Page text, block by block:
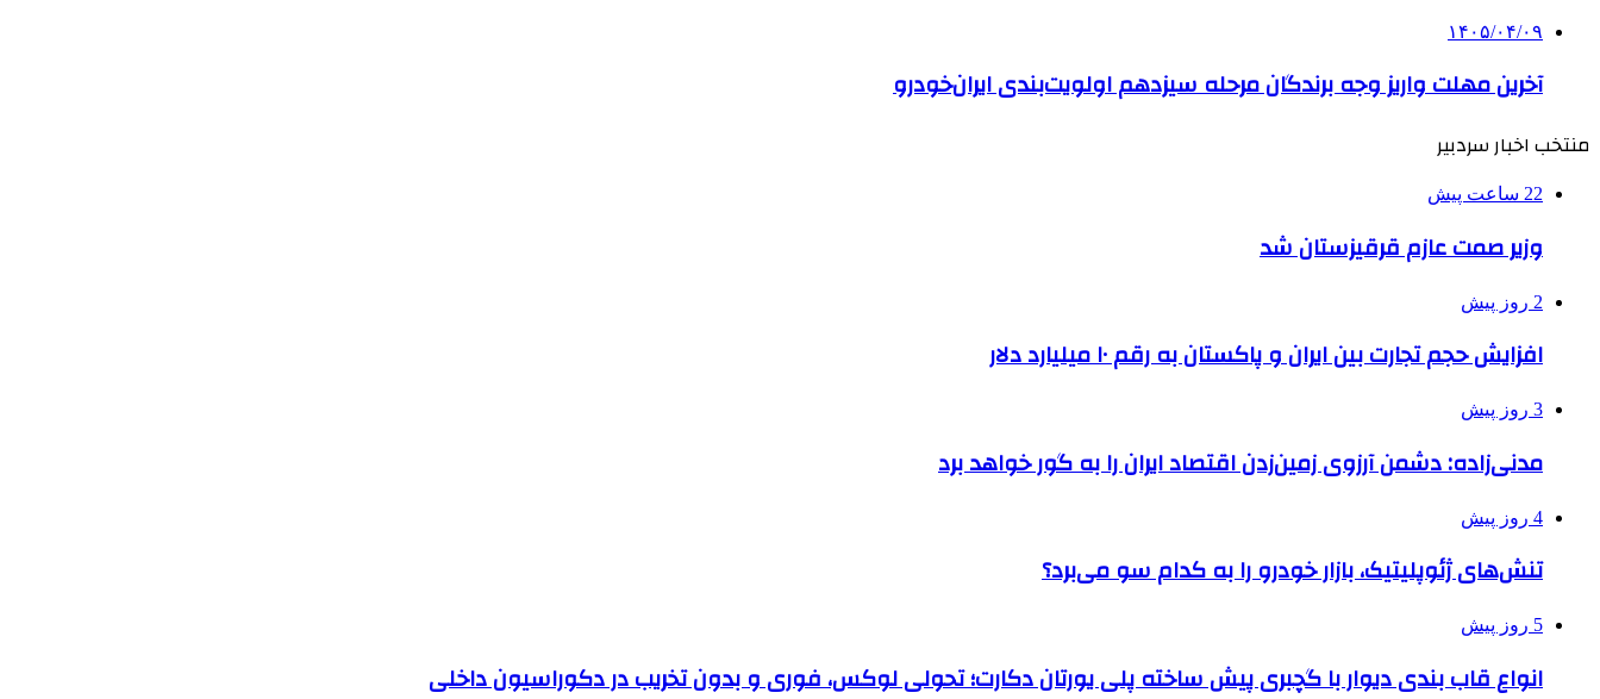
۱۴۰۵/۰۴/۰۹
آخرین مهلت واریز وجه برندگان مرحله سیزدهم اولویت‌بندی ایران‌خودرو
منتخب اخبار سردبیر
22 ساعت پیش
وزیر صمت عازم قرقیزستان شد
2 روز پیش
افزایش حجم تجارت بین ایران و پاکستان به رقم ۱۰ میلیارد دلار
3 روز پیش
مدنی‌زاده: دشمن آرزوی زمین‌زدن اقتصاد ایران را به گور خواهد برد
4 روز پیش
تنش‌های ژئوپلیتیک، بازار خودرو را به کدام سو می‌برد؟
5 روز پیش
انواع قاب بندی دیوار با گچبری پیش ساخته پلی یورتان دکارت؛ تحولی لوکس، فوری و بدون تخریب در دکوراسیون داخلی